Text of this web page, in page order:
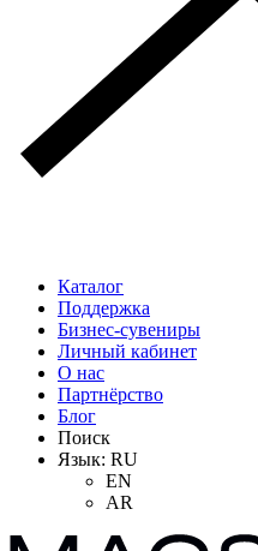
Каталог
Поддержка
Бизнес-сувениры
Личный кабинет
О нас
Партнёрство
Блог
Поиск
Язык: RU
EN
AR